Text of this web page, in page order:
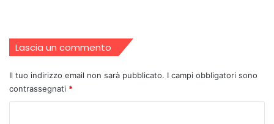
Lascia un commento
Il tuo indirizzo email non sarà pubblicato. I campi obbligatori sono
contrassegnati *